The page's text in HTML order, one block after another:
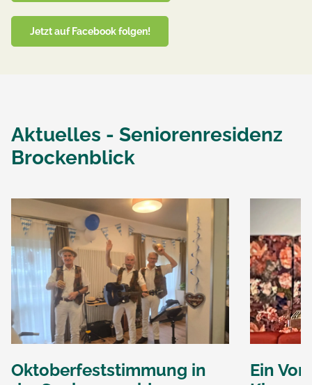
Jetzt auf Facebook folgen!
Aktuelles - Seniorenresidenz
Brockenblick
Oktoberfeststimmung in
Ein